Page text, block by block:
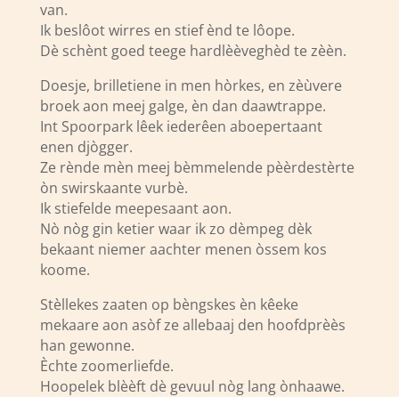
van.
Ik beslôot wirres en stief ènd te lôope.
Dè schènt goed teege hardlèèveghèd te zèèn.
Doesje, brilletiene in men hòrkes, en zèùvere
broek aon meej galge, èn dan daawtrappe.
Int Spoorpark lêek iederêen aboepertaant
enen djògger.
Ze rènde mèn meej bèmmelende pèèrdestèrte
òn swirskaante vurbè.
Ik stiefelde meepesaant aon.
Nò nòg gin ketier waar ik zo dèmpeg dèk
bekaant niemer aachter menen òssem kos
koome.
Stèllekes zaaten op bèngskes èn kêeke
mekaare aon asòf ze allebaaj den hoofdprèès
han gewonne.
Èchte zoomerliefde.
Hoopelek blèèft dè gevuul nòg lang ònhaawe.